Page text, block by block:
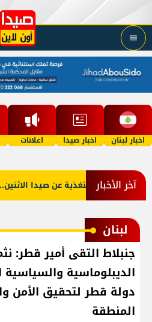
اخبار لبنان اخبار صيدا اعلانات
آخر الأخبار
توقف التغذية عن صيدا الاثنين...
لبنان
جنبلاط التقى أمير قطر:
الديبلوماسية
دولة قطر لتحقيق الأمن
المنطقة